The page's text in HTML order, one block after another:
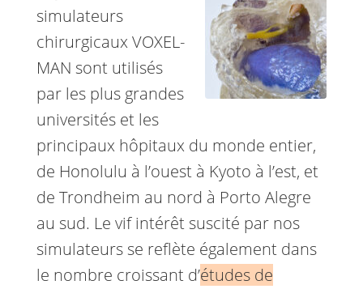
simulateurs
chirurgicaux VOXEL-
MAN sont utilisés
par les plus grandes
universités et les
principaux hôpitaux du monde entier,
de Honolulu à l’ouest à Kyoto à l’est, et
de Trondheim au nord à Porto Alegre
au sud. Le vif intérêt suscité par nos
simulateurs se reflète également dans
le nombre croissant d’études de